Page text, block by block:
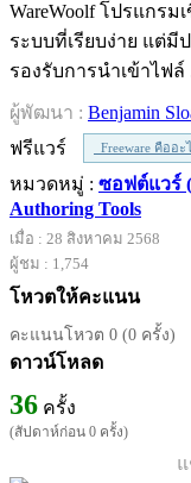
WareWoolf โปรแกร
ระบบที่เรียบง่าย แต่
รองรับการนำเข้าไฟล์
ผู้พัฒนา : Benjamin
ฟรีแวร์
Freeware คืออะ
หมวดหมู่ : ซอฟต์แวร์
Authoring Tools
เมื่อ : 28 สิงหาคม 2568
ผู้ชม : 1,754
โหวตให้คะแนน
คะแนนโหวต 0 (0 ครั้ง)
ดาวน์โหลด
36 ครั้ง
(สัปดาห์ก่อน 0 ครั้ง)